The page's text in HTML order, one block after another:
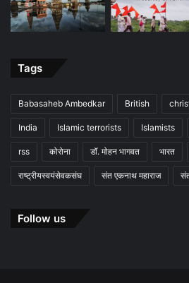
Tags
Babasaheb Ambedkar British
India Islamic terrorists Islamists
rss कोरोना डॉ. मोहन भागवत भारत
राष्ट्रीयस्वयंसेवकसंघ संत एकनाथ महाराज
Follow us